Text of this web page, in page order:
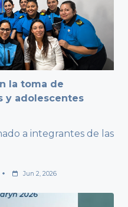
la toma de
y adolescentes
a integrantes de las
Jun 2, 2026